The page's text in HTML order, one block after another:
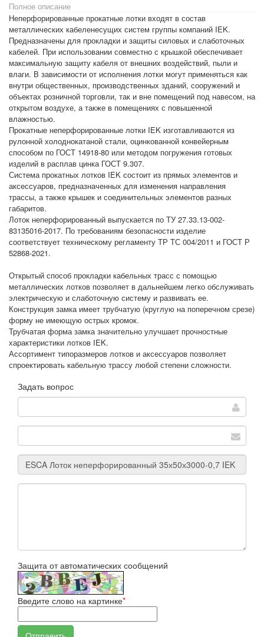
Полное описание
Неперфорированные прокатные лотки входят в состав
металлических кабеленесущих систем группы компаний IEK.
Предназначены для прокладки и защиты силовых и слаботочных
кабелей. При использовании совместно с крышкой обеспечивает
максимальную защиту кабеля от внешних воздействий, пыли и
влаги. В зависимости от исполнения лотки могут применяться как
внутри общественных, производственных зданий, сооружений и
объектах розничной торговли, так и вне помещений под навесом, на
открытом воздухе, а также в помещениях с повышенной
влажностью.
Прокатные неперфорированные лотки IEK изготавливаются из
рулонной холоднокатаной стали, оцинкованной конвейерным
способом по ГОСТ 14918-80 или методом погружения готовых
изделий в расплав цинка ГОСТ 9.307.
Система прокатных лотков IEK состоит из прямых элементов и
аксессуаров, предназначенных для изменения направления
трассы, а также крышек и соединительных элементов разных
габаритов.
Лоток неперфорированный выпускается по ТУ 27.33.13-002-
83135016-2017. По требованиям безопасности изделие
соответствует техническому регламенту ТР ТС 004/2011 и ГОСТ Р
52868-2021.
Открытый способ прокладки кабельных трасс с помощью
металлических лотков позволяет в дальнейшем легко обслуживать
электрическую и слаботочную систему и развивать ее.
Конструкция замка имеет трубчатую (круглую на поперечном срезе)
форму не имеющую острых кромок.
Трубчатая форма замка значительно улучшает прочностные
характеристики лотков IEK.
Ассортимент типоразмеров лотков и аксессуаров позволяет
спроектировать кабельную трассу любой степени сложности.
Задать вопрос
Защита от автоматических сообщений
Введите слово на картинке*